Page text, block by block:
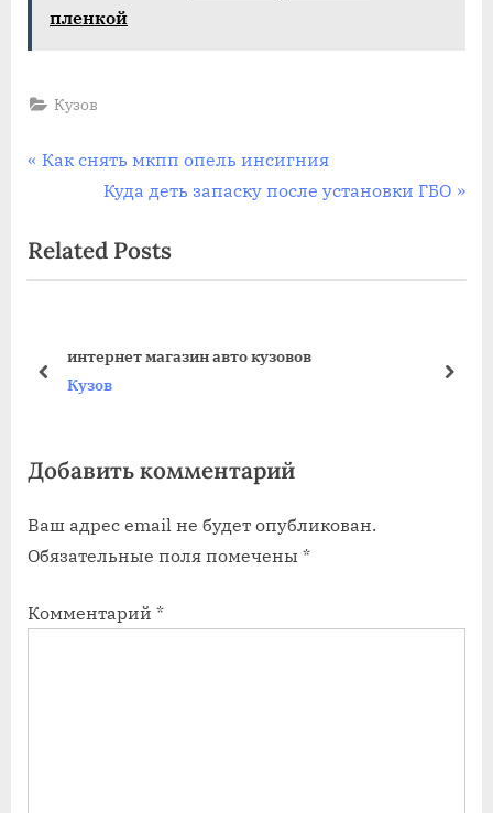
пленкой
Кузов
Навигация
записям
P
v
i
s
s
:
Как снять мкпп опель инсигния
N
x
t
Куда деть запаску после установки ГБО
Related Posts
интернет магазин авто кузовов
Кузов
prev next
Добавить комментарий
Ваш адрес email не будет опубликован.
Обязательные поля помечены *
Комментарий *